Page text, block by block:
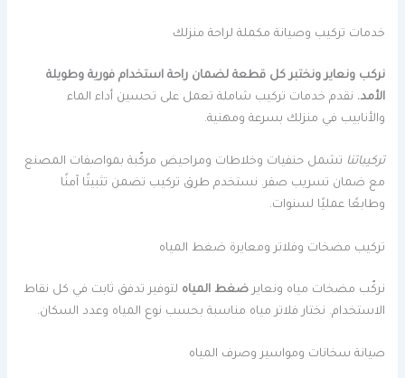
خدمات تركيب وصيانة مكملة لراحة منزلك
نركب ونعاير ونختبر كل قطعة لضمان راحة استخدام فورية وطويلة
الأمد. نقدم خدمات تركيب شاملة تعمل على تحسين أداء الماء
والأنابيب في منزلك بسرعة ومهنية.
تركيباتنا تشمل حنفيات وخلاطات ومراحيض مركّبة بمواصفات المصنع
مع ضمان تسريب صفر. نستخدم طرق تركيب تضمن تثبيتًا آمنًا
وطابعًا عمليًا لسنوات.
تركيب مضخات وفلاتر ومعايرة ضغط المياه
نركّب مضخات مياه ونعايرضغط المياه لتوفير تدفق ثابت في كل نقاط
الاستخدام. نختار فلاتر مياه مناسبة بحسب نوع المياه وعدد السكان.
صيانة سخانات ومواسير وصرف المياه